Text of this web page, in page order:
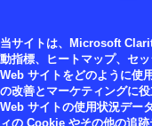
当サイトは、Microsoft
動指標、ヒートマップ、セ
Web サイトをどのように使
の改善とマーケティングに役
Web サイトの使用状況デー
ィの Cookie やその他の追